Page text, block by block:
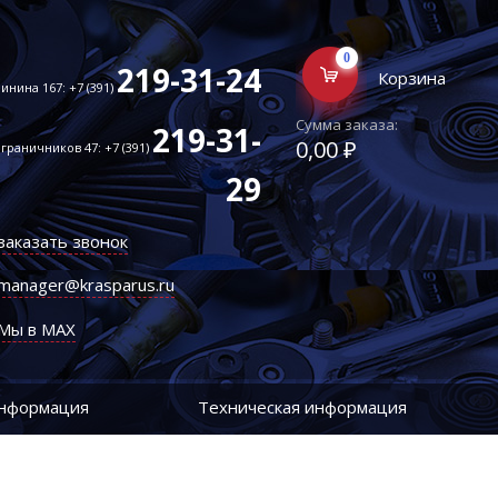
167: +7 (391)219-31-24
47: +7 (391)219-31-
29
звонок
в MAX
0
Корзина
Сумма заказа:
0,00 ₽
Техническая информация